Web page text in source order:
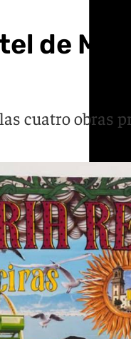
de
cuatro